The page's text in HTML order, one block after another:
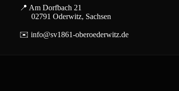
📍 Am Dorfbach 21
02791 Oderwitz, Sachsen
✉️ info@sv1861-oberoederwitz.de